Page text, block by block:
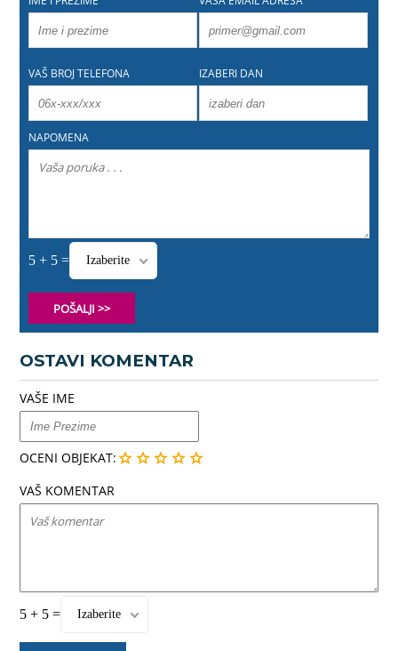
VAŠ BROJ TELEFONA IZABERI DAN
NAPOMENA
5 + 5 = Izaberite
POŠALJI >>
OSTAVI KOMENTAR
VAŠE IME
OCENI OBJEKAT:
VAŠ KOMENTAR
5 + 5 = Izaberite